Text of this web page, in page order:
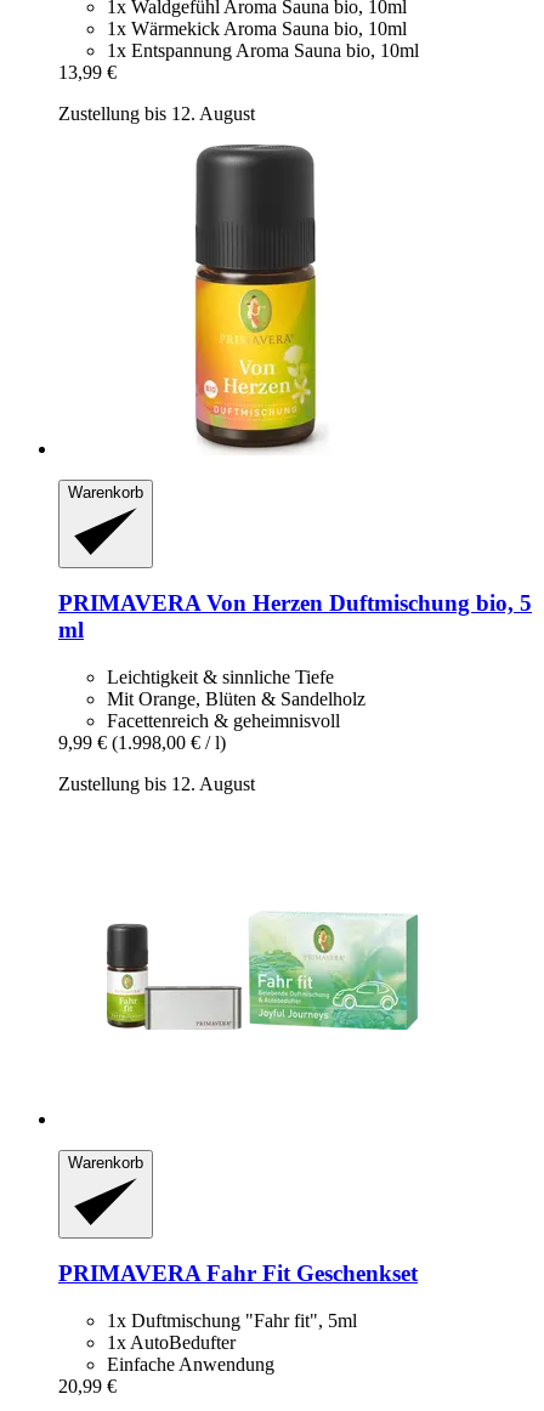
1x Waldgefühl Aroma Sauna bio, 10ml
1x Wärmekick Aroma Sauna bio, 10ml
1x Entspannung Aroma Sauna bio, 10ml
13,99 €
Zustellung bis 12. August
Warenkorb
PRIMAVERAVon Herzen Duftmischung bio, 5
ml
Leichtigkeit & sinnliche Tiefe
Mit Orange, Blüten & Sandelholz
Facettenreich & geheimnisvoll
9,99 € (1.998,00 € / l)
Zustellung bis 12. August
Warenkorb
PRIMAVERAFahr Fit Geschenkset
1x Duftmischung "Fahr fit", 5ml
1x AutoBedufter
Einfache Anwendung
20,99 €